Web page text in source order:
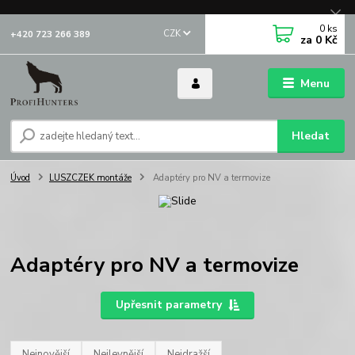
Menu
CZK
Hledat
+420 723 266 389 0 ks
za 0 Kč
Úvod LUSZCZEK montáže Adaptéry pro NV a termovize
Adaptéry pro NV a termovize
Upřesnit parametry